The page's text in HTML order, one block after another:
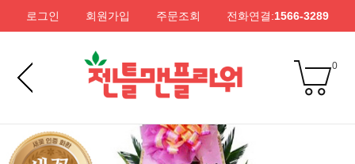
로그인 회원가입 주문조회 전화연결:1566-3289
0